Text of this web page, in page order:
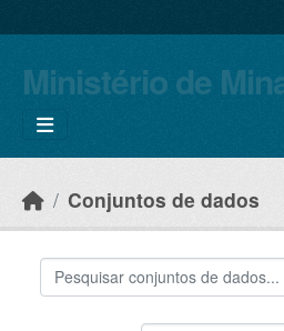
Ministério de
Conjuntos de dados